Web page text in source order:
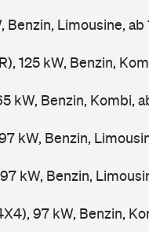
Benzin, Limousine, ab
125 kW, Benzin,
kW, Benzin, Kombi,
kW, Benzin,
kW, Benzin,
97 kW, Benzin,